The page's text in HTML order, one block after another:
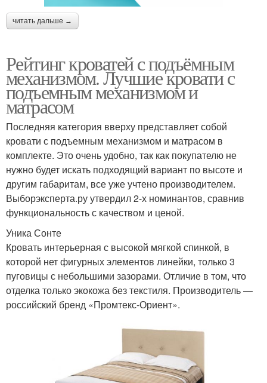
читать дальше →
Рейтинг кроватей с подъёмным
механизмом. Лучшие кровати с
подъемным механизмом и
матрасом
Последняя категория вверху представляет собой
кровати с подъемным механизмом и матрасом в
комплекте. Это очень удобно, так как покупателю не
нужно будет искать подходящий вариант по высоте и
другим габаритам, все уже учтено производителем.
Выборэксперта.ру утвердил 2-х номинантов, сравнив
функциональность с качеством и ценой.
Уника Сонте
Кровать интерьерная с высокой мягкой спинкой, в
которой нет фигурных элементов линейки, только 3
пуговицы с небольшими зазорами. Отличие в том, что
отделка только экокожа без текстиля. Производитель —
российский бренд «Промтекс-Ориент».